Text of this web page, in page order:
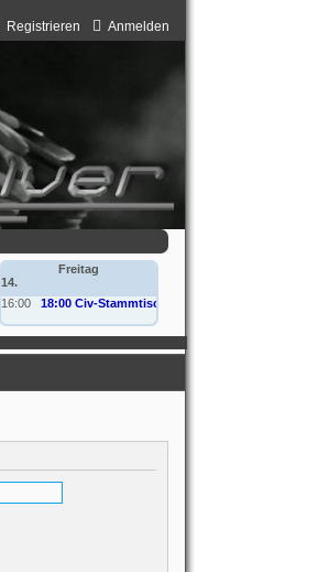
Anmelden
Registrieren
Freitag
14.
16:00
18:00 Civ-Stammtisch